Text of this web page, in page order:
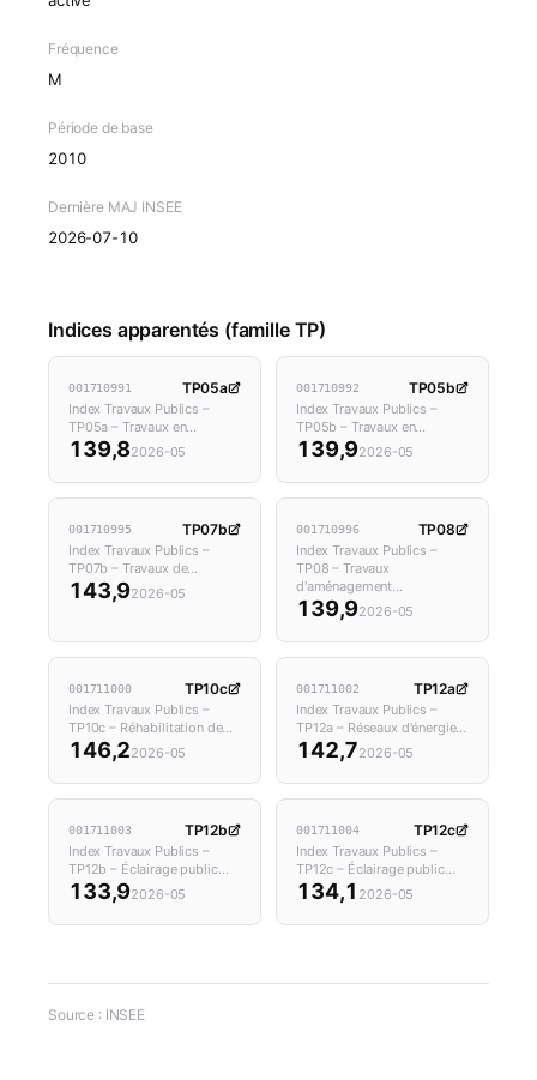
Fréquence
M
Période de base
2010
Dernière MAJ INSEE
2026-07-10
Indices apparentés (famille TP)
001710991 TP05a
Index Travaux Publics –
TP05a – Travaux en…
139,82026-05
001710992 TP05b
Index Travaux Publics –
TP05b – Travaux en…
139,92026-05
001710995 TP07b
Index Travaux Publics –
TP07b – Travaux de…
143,92026-05
001710996 TP08
Index Travaux Publics –
TP08 – Travaux
d'aménagement…
139,92026-05
001711000 TP10c
Index Travaux Publics –
TP10c – Réhabilitation de…
146,22026-05
001711002 TP12a
Index Travaux Publics –
TP12a – Réseaux d'énergie…
142,72026-05
001711003 TP12b
Index Travaux Publics –
TP12b – Éclairage public…
133,92026-05
001711004 TP12c
Index Travaux Publics –
TP12c – Éclairage public…
134,1 2026-05
Source : INSEE